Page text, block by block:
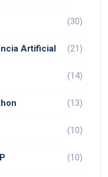
(30)
Artificial (21)
(14)
(13)
(10)
(10)